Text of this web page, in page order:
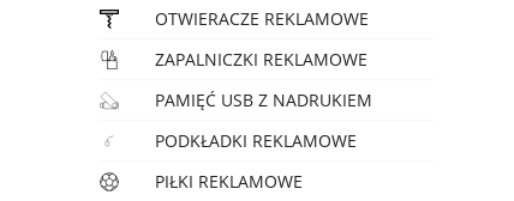
OTWIERACZE REKLAMOWE
ZAPALNICZKI REKLAMOWE
PAMIĘĆ USB Z NADRUKIEM
PODKŁADKI REKLAMOWE
PIŁKI REKLAMOWE